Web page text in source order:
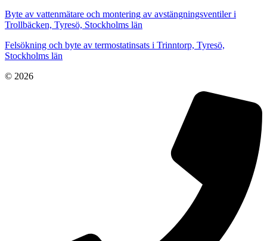
Byte av vattenmätare och montering av avstängningsventiler i
Trollbäcken, Tyresö, Stockholms län
Felsökning och byte av termostatinsats i Trinntorp, Tyresö,
Stockholms län
© 2026